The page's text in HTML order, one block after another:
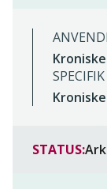
STATUS: